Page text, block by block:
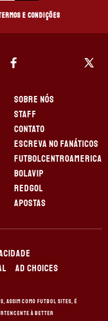
e Condições
SOBRE NÓS
STAFF
CONTATO
ESCREVA NO FANÁTICOS
FUTBOLCENTROAMERICA
BOLAVIP
REDGOL
APOSTAS
AD CHOICES
assim como Futbol Sites, é
à Better